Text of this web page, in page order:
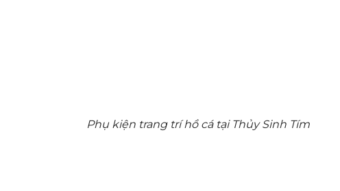
Phụ kiện trang trí hồ cá tại Thủy Sinh Tím